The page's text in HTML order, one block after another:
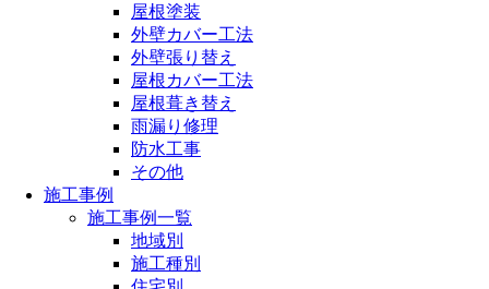
屋根塗装
外壁カバー工法
外壁張り替え
屋根カバー工法
屋根葺き替え
雨漏り修理
防水工事
その他
施工事例
施工事例一覧
地域別
施工種別